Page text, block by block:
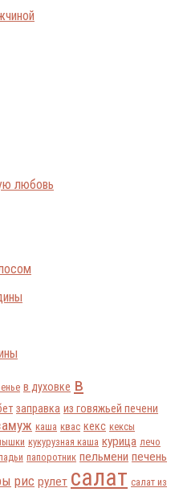
любовь
в духовке в
заправка из говяжьей печени
каша квас кекс кексы
кукурузная каша курица лечо
папоротник пельмени печень
рис рулет салат салат из